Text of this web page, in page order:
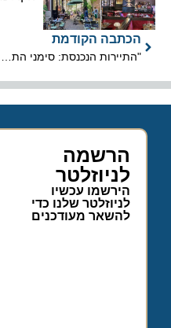
הכתבה הקודמת
"התיירות הנכנסת: סימני התאוששות, אך המספרים נמוכים מהציפיות"
הרשמה
לניוזלטר
הירשמו עכשיו
לניוזלטר שלנו כדי
להשאר מעודכנים